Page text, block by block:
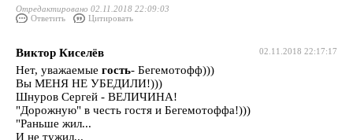
Отредактировано 02.11.2018 22:09:03
Ответить
Цитировать
02.11.2018 22:17:17
Виктор Киселёв
Нет, уважаемые гость- Бегемотофф)))
Вы МЕНЯ НЕ УБЕДИЛИ!)))
Шнуров Сергей - ВЕЛИЧИНА!
"Дорожную" в честь гостя и Бегемотоффа!)))
"Раньше жил...
И не тужил...